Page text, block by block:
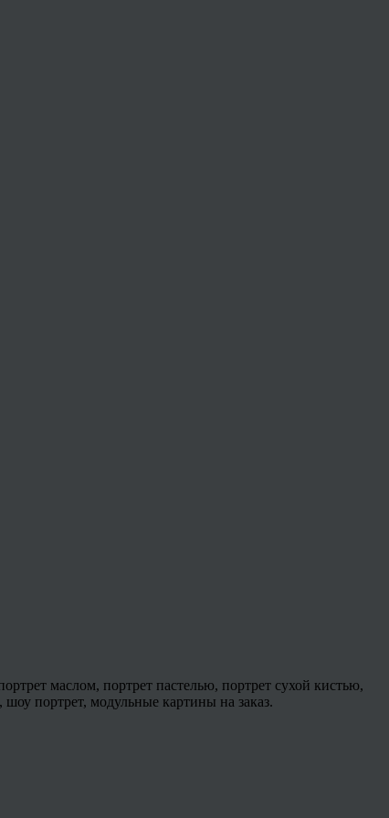
маслом, портрет пастелью, портрет сухой кистью,
портрет, модульные картины на заказ.